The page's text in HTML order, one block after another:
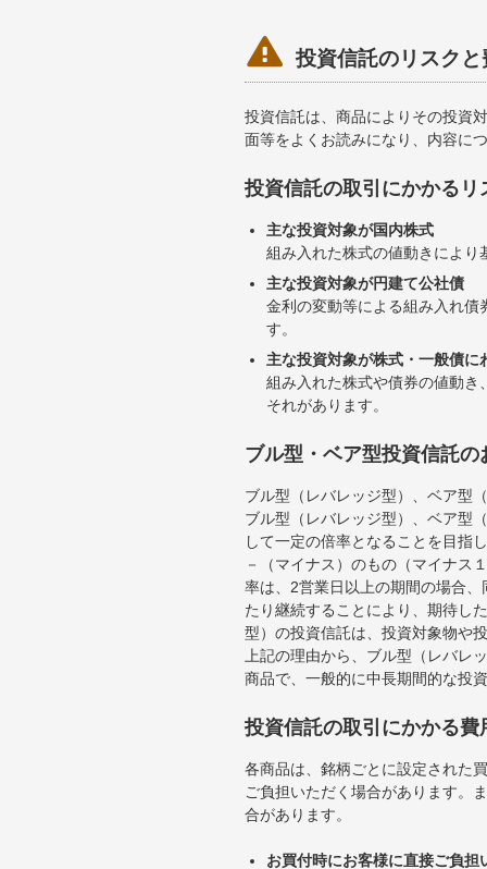
 投資信託のリスク
投資信託は、商品によりその投資
面等をよくお読みになり、内容に
投資信託の取引にかかるリ
主な投資対象が国内株式
組み入れた株式の値動きによ
主な投資対象が円建て公社債
金利の変動等による組み入れ
す。
主な投資対象が株式・一般債
組み入れた株式や債券の値動
それがあります。
ブル型・ベア型投資信託
ブル型（レバレッジ型）、ベア型
ブル型（レバレッジ型）、ベア型
して一定の倍率となることを目指
－（マイナス）のもの（マイナス
率は、2営業日以上の期間の場合
たり継続することにより、期待し
型）の投資信託は、投資対象物や
上記の理由から、ブル型（レバレ
商品で、一般的に中長期間的な投
投資信託の取引にかかる費
各商品は、銘柄ごとに設定された
ご負担いただく場合があります。
合があります。
お買付時にお客様に直接ご負担